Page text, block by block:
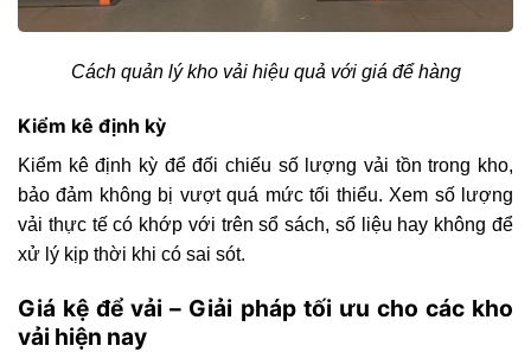
Cách quản lý kho vải hiệu quả với giá để hàng
Kiểm kê định kỳ
Kiểm kê định kỳ để đối chiếu số lượng vải tồn trong kho,
bảo đảm không bị vượt quá mức tối thiểu. Xem số lượng
vải thực tế có khớp với trên sổ sách, số liệu hay không để
xử lý kịp thời khi có sai sót.
Giá kệ để vải – Giải pháp tối ưu cho các kho
vải hiện nay